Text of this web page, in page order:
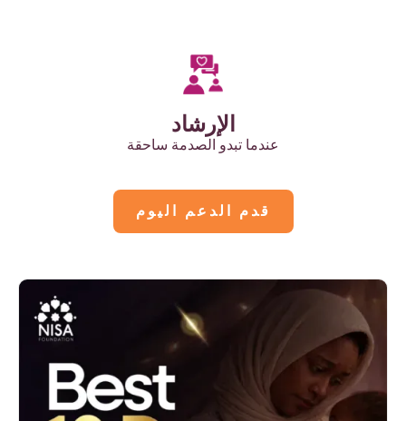
الإرشاد
عندما تبدو الصدمة ساحقة
قدم الدعم اليوم